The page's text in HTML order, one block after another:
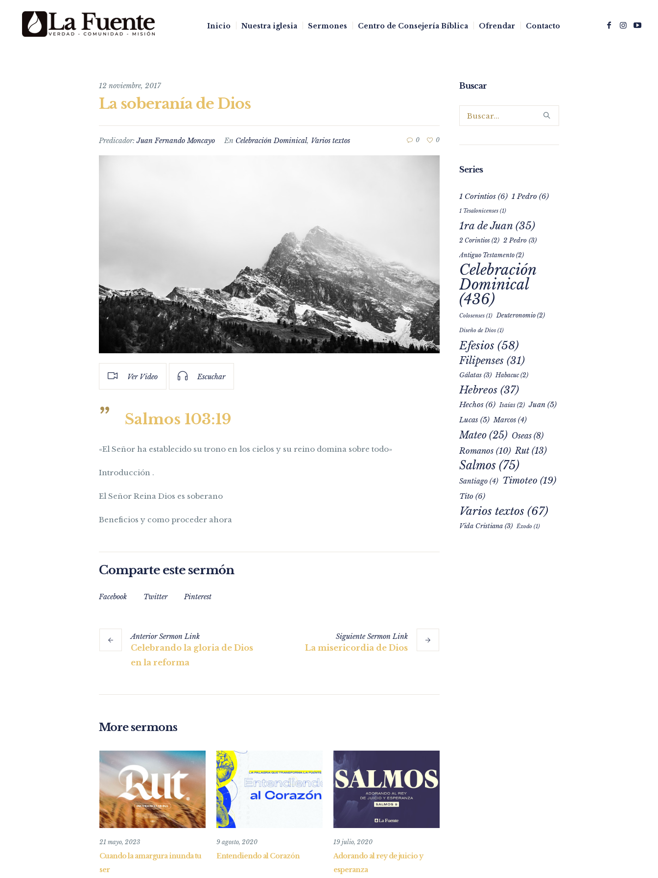
Inicio Nuestra iglesia Sermones Centro de Consejería Bíblica Ofrendar Contacto
12 noviembre, 2017
La soberanía de Dios
Predicador:Juan Fernando Moncayo En Celebración Dominical, Varios textos 0 0
Ver Video Escuchar
Salmos 103:19
«El Señor ha establecido su trono en los cielos y su reino domina sobre todo»
Introducción .
El Señor Reina Dios es soberano
Beneficios y como proceder ahora
Comparte este sermón
Facebook Twitter Pinterest
AnteriorSermonLink
Celebrando la gloria de Dios
en la reforma
SiguienteSermonLink
La misericordia de Dios
More sermons
21 mayo, 2023
Cuando la amargura inunda tu
ser
9 agosto, 2020
Entendiendo al Corazón
19 julio, 2020
Adorando al rey de juicio y
esperanza
Buscar
Series
1 Corintios(6) 1 Pedro(6)
1 Tesalonicenses(1)
1ra de Juan(35)
2 Corintios(2) 2 Pedro(3)
Antiguo Testamento(2)
Celebración
Dominical
(436)
Colosenses(1) Deuteronomio(2)
Diseño de Dios(1)
Efesios (58)
Filipenses(31)
Gálatas(3) Habacuc(2)
Hebreos(37)
Hechos(6) Isaías(2) Juan(5)
Lucas (5) Marcos(4)
Mateo(25) Oseas(8)
Romanos(10) Rut(13)
Salmos(75)
Santiago(4) Timoteo (19)
Tito(6)
Varios textos (67)
Vida Cristiana(3) Éxodo (1)